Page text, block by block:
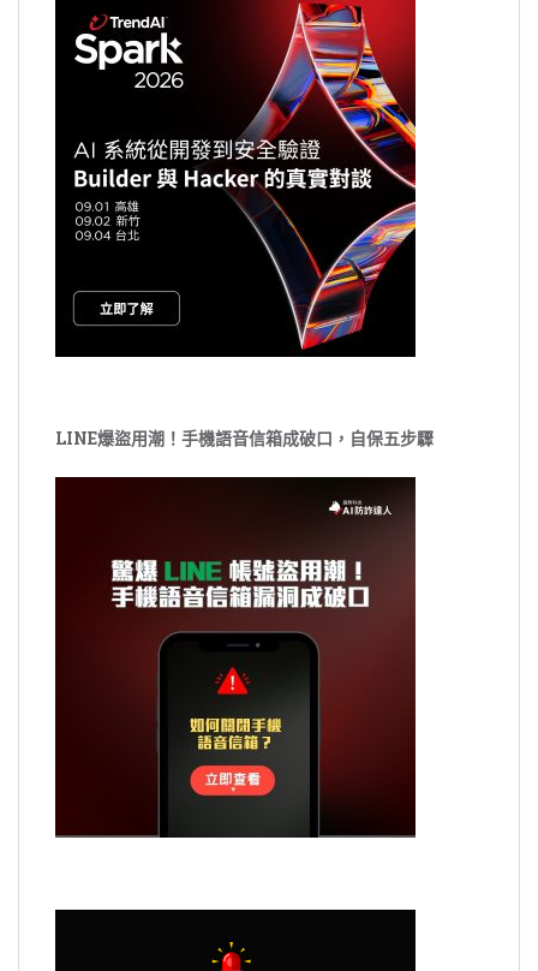
LINE爆盜用潮！手機語音信箱成破口，自保五步驟